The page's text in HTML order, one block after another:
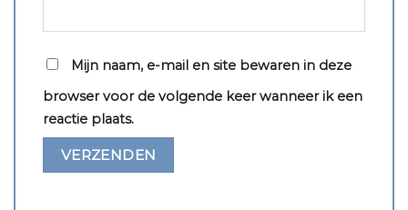
Mijn naam, e-mail en site bewaren in deze
browser voor de volgende keer wanneer ik een
reactie plaats.